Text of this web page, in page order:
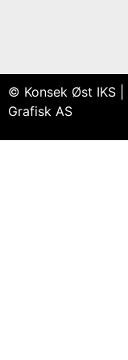
© Konsek Øst IKS
Grafisk AS